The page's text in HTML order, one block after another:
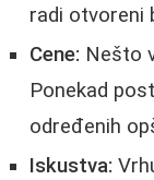
radi otvoreni
Cene: Nešto
Ponekad
određenih
Iskustva: